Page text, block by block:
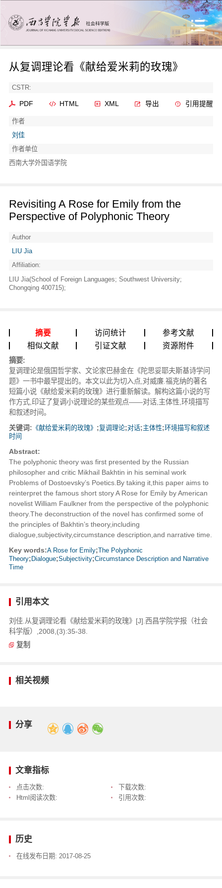
从复调理论看《献给爱米莉的玫瑰》
CSTR:
PDF HTML XML 导出 引用提醒
作者
刘佳
作者单位
西南大学外国语学院
Revisiting A Rose for Emily from the
Perspective of Polyphonic Theory
Author
LIU Jia
Affiliation:
LIU Jia(School of Foreign Languages; Southwest University;
Chongqing 400715);
摘要 访问统计
参考文献
相似文献
引证文献 资源附件
摘要:
复调理论是俄国哲学家、文论家巴赫金在《陀思妥耶夫斯基诗学问
题》一书中最早提出的。本文以此为切入点,对威廉.福克纳的著名
短篇小说《献给爱米莉的玫瑰》进行重新解读。解构这篇小说的写
作方式,印证了复调小说理论的某些观点——对话,主体性,环境描写
和叙述时间。
关键词: 《献给爱米莉的玫瑰》 ;复调理论;对话;主体性;环境描写和叙述
时间
Abstract:
The polyphonic theory was first presented by the Russian
philosopher and critic Mikhail Bakhtin in his seminal work
Problems of Dostoevsky’s Poetics.By taking it,this paper aims to
reinterpret the famous short story A Rose for Emily by American
novelist William Faulkner from the perspective of the polyphonic
theory.The deconstruction of the novel has confirmed some of
the principles of Bakhtin’s theory,including
dialogue,subjectivity,circumstance description,and narrative time.
Key words:A Rose for Emily;The Polyphonic
Theory; Dialogue;Subjectivity;Circumstance Description and Narrative
Time
引用本文
刘佳.从复调理论看《献给爱米莉的玫瑰》[J].西昌学院学报（社会
科学版）,2008,(3):35-38.
复制
相关视频
分享
文章指标
点击次数:
下载次数:
Html阅读次数:
引用次数:
历史
在线发布日期: 2017-08-25